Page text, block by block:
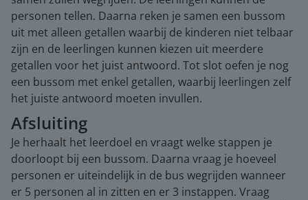
personen tellen. Daarna reken je samen een bussom
uit met alleen getallen waarbij de kinderen niet telbaar
zijn en de leerlingen kunnen kiezen uit meerdere
getallen voor het juist antwoord. Tot slot oefen je nog
een bussom met enkel getallen, waarbij leerlingen zelf
het juiste antwoord moeten invullen.
Afsluiting
Je herhaalt het leerdoel en vraagt welke stappen je
doorloopt bij een bussom. Daarna vraag je hoeveel
personen er uiteindelijk in de bus wegrijden wanneer
er 5 personen al in zitten en er 3 instappen. Vraag